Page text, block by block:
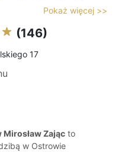
Pokaż więcej >>
(146)
17
Zając to
w Ostrowie